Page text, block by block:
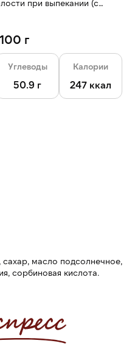
при выпекании (с
Пита имеет плотную
и аромат
сэндвичей.
г
Углеводы
50.9 г
Калории
247 ккал
масло подсолнечное,
сорбиновая кислота.